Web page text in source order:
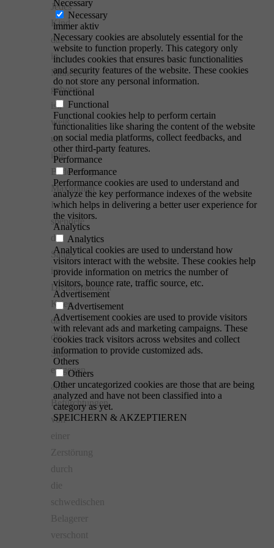
Jedes
Kind,
das
in
München
geboren
ist,
weiß
um
ihre
Bedeutung:
Maximilian
I.
spendete
die
Säule
im
Dreißigjährigen
Krieg,
da
die
Stadt
entgegen
aller
Befürchtungen
von
einer
Zerstörung
durch
die
schwedischen
Belagerer
verschont
Necessary
Necessary
immer aktiv
Necessary cookies are absolutely essential for the
website to function properly. This category only
includes cookies that ensures basic functionalities
and security features of the website. These cookies
do not store any personal information.
Functional
Functional
Functional cookies help to perform certain
functionalities like sharing the content of the website
on social media platforms, collect feedbacks, and
other third-party features.
Performance
Performance
Performance cookies are used to understand and
analyze the key performance indexes of the website
which helps in delivering a better user experience for
the visitors.
Analytics
Analytics
Analytical cookies are used to understand how
visitors interact with the website. These cookies help
provide information on metrics the number of
visitors, bounce rate, traffic source, etc.
Advertisement
Advertisement
Advertisement cookies are used to provide visitors
with relevant ads and marketing campaigns. These
cookies track visitors across websites and collect
information to provide customized ads.
Others
Others
Other uncategorized cookies are those that are being
analyzed and have not been classified into a
category as yet.
SPEICHERN & AKZEPTIEREN